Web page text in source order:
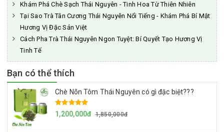
Khám Phá Chè Sạch Thái Nguyên - Tinh Hoa Từ Thiên Nhiên
Tại Sao Trà Tân Cương Thái Nguyên Nổi Tiếng - Khám Phá Bí Mật
Hương Vị Đặc Sản Việt
Cách Pha Trà Thái Nguyên Ngon Tuyệt: Bí Quyết Tạo Hương Vị
Tinh Tế
Bạn có thể thích
Chè Nõn Tôm Thái Nguyên có gì đặc biệt???
1,200,000đ 1,850,000đ